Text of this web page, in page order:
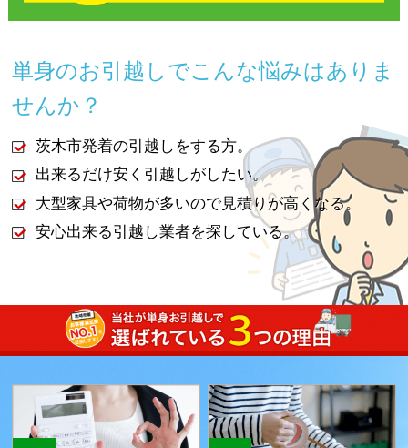
単身のお引越しでこんな悩みはありま
せんか？
茨木市発着の引越しをする方。
出来るだけ安く引越しがしたい。
大型家具や荷物が多いので見積りが高くなる。
安心出来る引越し業者を探している。